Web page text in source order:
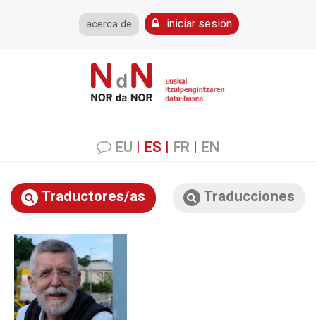
acerca de iniciar sesión
EU | ES | FR | EN
Traductores/as Traducciones